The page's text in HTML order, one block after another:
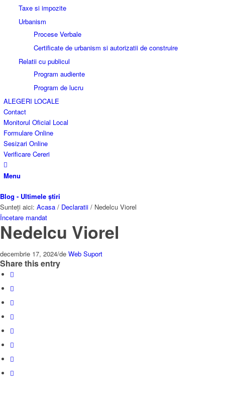
Taxe si impozite
Urbanism
Procese Verbale
Certificate de urbanism si autorizatii de construire
Relatii cu publicul
Program audiente
Program de lucru
ALEGERI LOCALE
Contact
Monitorul Oficial Local
Formulare Online
Sesizari Online
Verificare Cereri
Menu
Blog - Ultimele știri
Sunteți aici: Acasa / Declaratii / Nedelcu Viorel
Încetare mandat
Nedelcu Viorel
decembrie 17, 2024/de Web Suport
Share this entry